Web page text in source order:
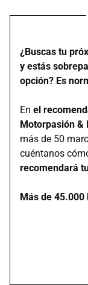
¿Buscas tu
y estás
opción? Es
En el
Motorpasión &
más de 50
cuéntanos
recomendará
Más de 45.000